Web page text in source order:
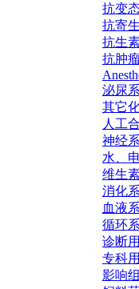
抗变
抗寄
抗生
抗肿
泌尿
其它
人工
神经
水、
维生
消化
血液
循环
诊断
专科
影响